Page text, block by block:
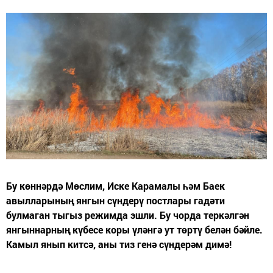
Бу көннәрдә Мөслим, Иске Карамалы һәм Баек
авылларының янгын сүндерү постлары гадәти
булмаган тыгыз режимда эшли. Бу чорда теркәлгән
янгыннарның күбесе коры үләнгә ут төртү белән бәйле.
Камыл янып китсә, аны тиз генә сүндерәм димә!